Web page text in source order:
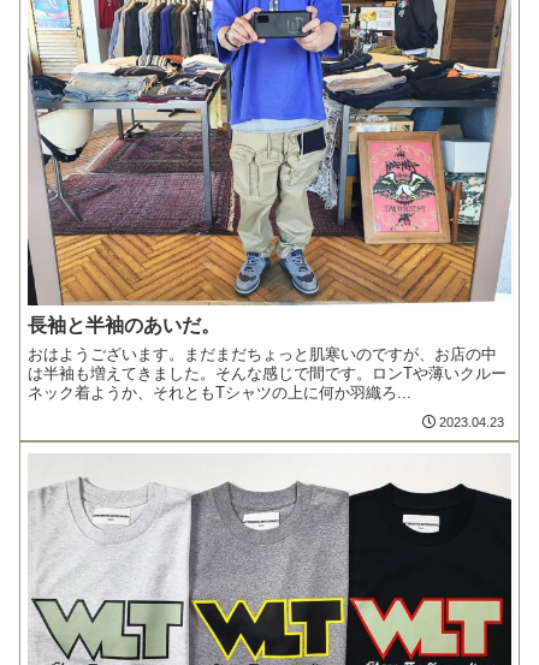
長袖と半袖のあいだ。
おはようございます。まだまだちょっと肌寒いのですが、お店の中
は半袖も増えてきました。そんな感じで間です。ロンTや薄いクルー
ネック着ようか、それともTシャツの上に何か羽織ろ...
2023.04.23